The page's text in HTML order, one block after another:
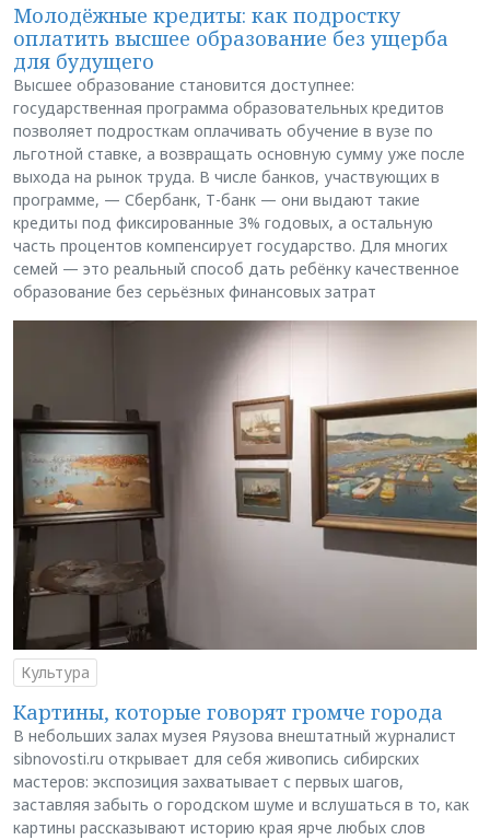
Молодёжные кредиты: как подростку
оплатить высшее образование без ущерба
для будущего
Высшее образование становится доступнее:
государственная программа образовательных кредитов
позволяет подросткам оплачивать обучение в вузе по
льготной ставке, а возвращать основную сумму уже после
выхода на рынок труда. В числе банков, участвующих в
программе, — Сбербанк, Т-банк — они выдают такие
кредиты под фиксированные 3% годовых, а остальную
часть процентов компенсирует государство. Для многих
семей — это реальный способ дать ребёнку качественное
образование без серьёзных финансовых затрат
Культура
Картины, которые говорят громче города
В небольших залах музея Ряузова внештатный журналист
sibnovosti.ru открывает для себя живопись сибирских
мастеров: экспозиция захватывает с первых шагов,
заставляя забыть о городском шуме и вслушаться в то, как
картины рассказывают историю края ярче любых слов